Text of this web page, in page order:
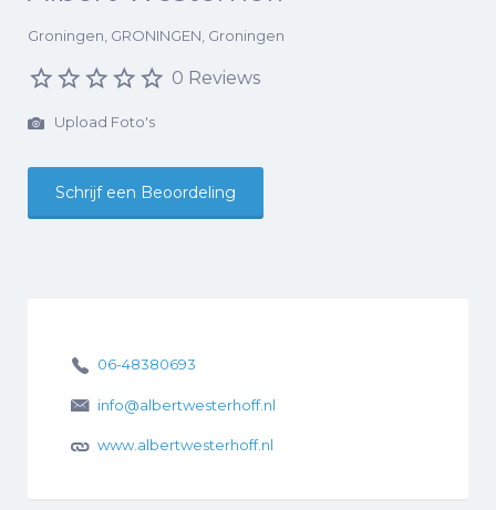
Groningen, GRONINGEN, Groningen
0 Reviews
Upload Foto's
Schrijf een Beoordeling
06-48380693
info@albertwesterhoff.nl
www.albertwesterhoff.nl